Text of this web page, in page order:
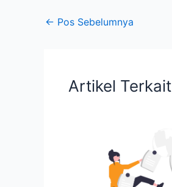
← Pos Sebelumnya
Artikel Terkait